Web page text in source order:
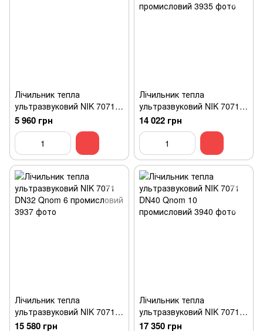
Лічильник тепла
ультразвуковий NIK 7071
DN20 Qnom 2,5
5 960 грн
Лічильник тепла
ультразвуковий NIK 7071
DN25 Qnom 3,5
промисловий
14 022 грн
Лічильник тепла
ультразвуковий NIK 7071
DN32 Qnom 6 промисловий
15 580 грн
Лічильник тепла
ультразвуковий NIK 7071
DN40 Qnom 10
17 350 грн